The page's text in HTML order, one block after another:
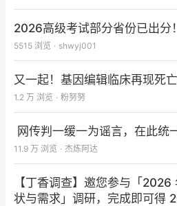
2026高级考试部分省份已出分
5515 浏览 · shwyj001
又一起！基因编辑临床再现死
1.2 万 浏览 · 粉努努
网传判一缓一为谣言，在此统
11.9 万 浏览 · 杰炼阿达
【丁香调查】邀您参与「
状与需求」调研，完成即可得